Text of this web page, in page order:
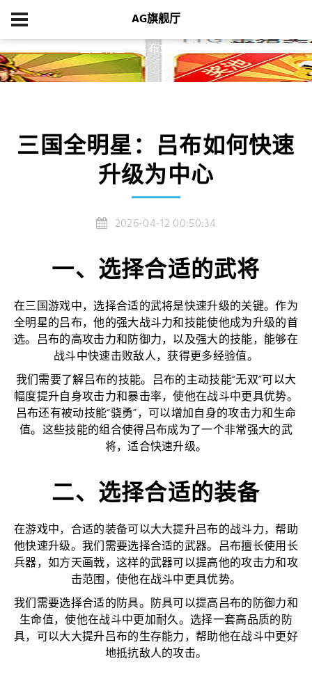
AG旗舰厅
三国全明星：吕布如何快速升级为中心
三国全明星：吕布如何快速
升级为中心
2026-04-12 00:50:34
一、选择合适的武将
在三国游戏中，选择合适的武将是快速升级的关键。作为
全明星的吕布，他的强大战斗力和技能使他成为升级的首
选。吕布的高攻击力和防御力，以及强大的技能，能够在
战斗中快速击败敌人，获得更多经验值。
我们需要了解吕布的技能。吕布的主动技能“无双”可以大
幅度提升自身攻击力和暴击率，使他在战斗中更具优势。
吕布还有被动技能“骁勇”，可以增加自身的攻击力和生命
值。这些技能的组合使得吕布成为了一个非常强大的武
将，适合快速升级。
二、选择合适的装备
在游戏中，合适的装备可以大大提升吕布的战斗力，帮助
他快速升级。我们需要选择合适的武器。吕布擅长使用长
兵器，如方天画戟，这样的武器可以提高他的攻击力和攻
击范围，使他在战斗中更具优势。
我们需要选择合适的防具。防具可以提高吕布的防御力和
生命值，使他在战斗中更加耐久。选择一套高品质的防
具，可以大大提升吕布的生存能力，帮助他在战斗中更好
地抵抗敌人的攻击。